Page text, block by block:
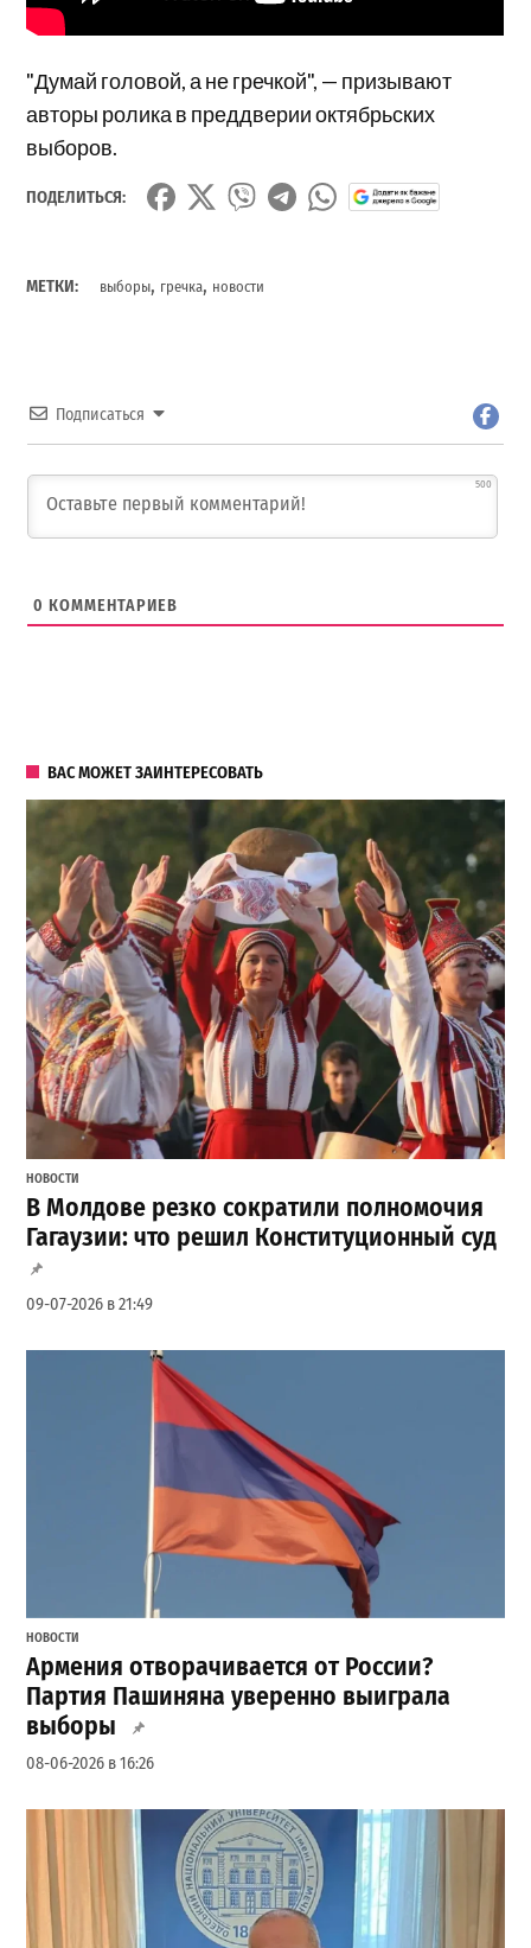
"Думай головой, а не гречкой", — призывают
авторы ролика в преддверии октябрьских
выборов.
ПОДЕЛИТЬСЯ:
МЕТКИ: выборы, гречка, новости
Подписаться
500
0 КОММЕНТАРИЕВ
ВАС МОЖЕТ ЗАИНТЕРЕСОВАТЬ
НОВОСТИ
В Молдове резко сократили полномочия
Гагаузии: что решил Конституционный суд
09-07-2026 в 21:49
НОВОСТИ
Армения отворачивается от России?
Партия Пашиняна уверенно выиграла
выборы
08-06-2026 в 16:26